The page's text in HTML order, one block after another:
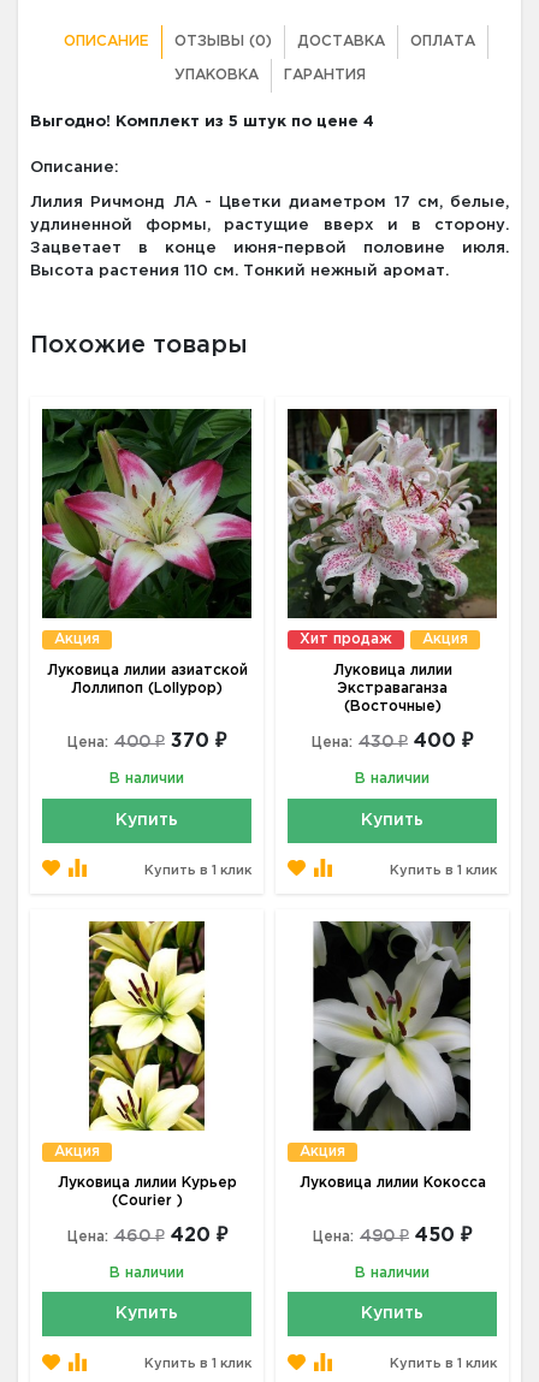
ОПИСАНИЕ ОТЗЫВЫ (0) ДОСТАВКА ОПЛАТА
УПАКОВКА ГАРАНТИЯ
Выгодно! Комплект из 5 штук по цене 4
Описание:
Лилия Ричмонд ЛА - Цветки диаметром 17 см, белые,
удлиненной формы, растущие вверх и в сторону.
Зацветает в конце июня-первой половине июля.
Высота растения 110 см. Тонкий нежный аромат.
Похожие товары
Акция
Луковица лилии азиатской
Лоллипоп (Lollypop)
Цена: 400 ₽ 370 ₽
В наличии
Купить
Купить в 1 клик
Хит продаж Акция
Луковица лилии
Экстраваганза
(Восточные)
Цена: 430 ₽ 400 ₽
В наличии
Купить
Купить в 1 клик
Акция
Луковица лилии Курьер
(Courier )
Цена: 460 ₽ 420 ₽
В наличии
Купить
Купить в 1 клик
Акция
Луковица лилии Кокосса
Цена: 490 ₽ 450 ₽
В наличии
Купить
Купить в 1 клик